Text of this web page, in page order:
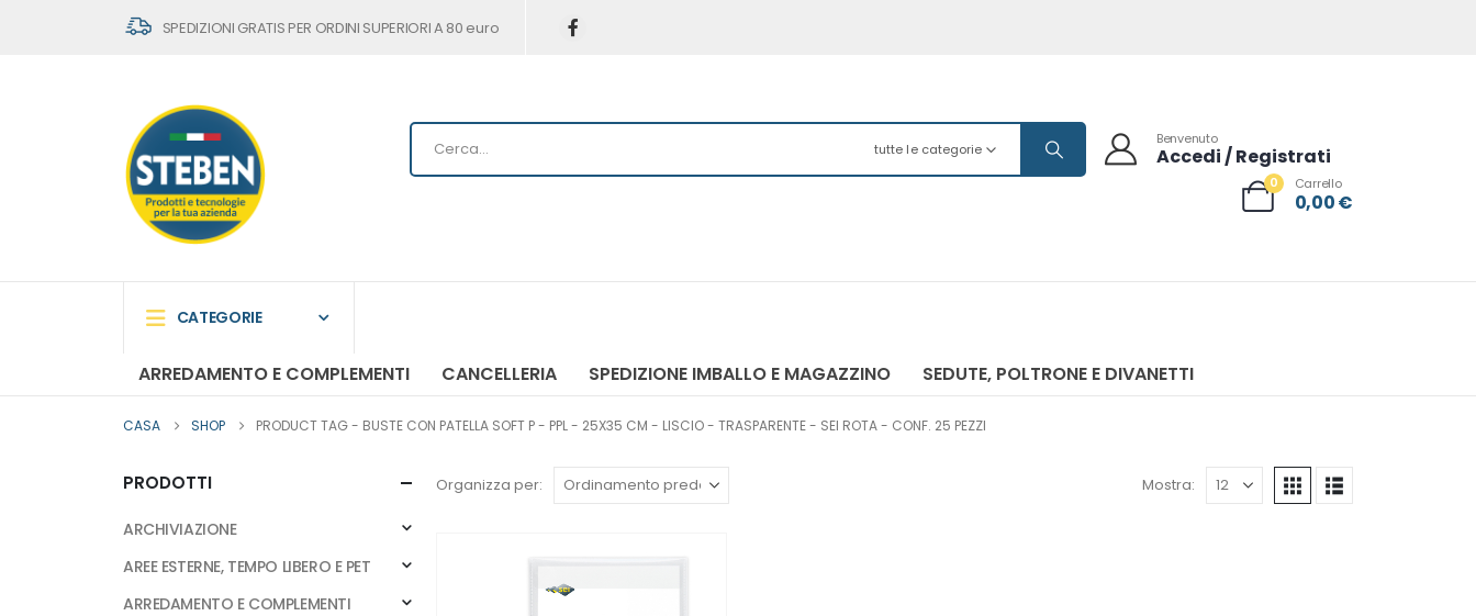
SPEDIZIONI GRATIS PER ORDINI SUPERIORI A 80 euro
tutte le categorie
Benvenuto
Accedi / Registrati
0 Carrello
0,00€
CATEGORIE
ARREDAMENTO E COMPLEMENTI CANCELLERIA SPEDIZIONE IMBALLO E MAGAZZINO SEDUTE, POLTRONE E DIVANETTI
CASA SHOP PRODUCT TAG - BUSTE CON PATELLA SOFT P - PPL - 25X35 CM - LISCIO - TRASPARENTE - SEI ROTA - CONF. 25 PEZZI
Organizza per: Mostra:
PRODOTTI
ARCHIVIAZIONE
AREE ESTERNE, TEMPO LIBERO E PET
ARREDAMENTO E COMPLEMENTI